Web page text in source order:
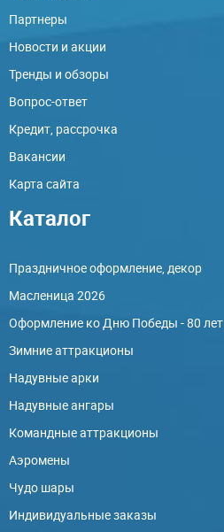
Партнеры
Новости и акции
Тренды и обзоры
Вопрос-ответ
Кредит, рассрочка
Вакансии
Карта сайта
Каталог
Праздничное оформление, декор
Масленица 2026
Оформление ко Дню Победы - 80 лет
Зимние аттракционы
Надувные арки
Надувные ангары
Командные аттракционы
Аэромены
Чудо шары
Индивидуальные заказы